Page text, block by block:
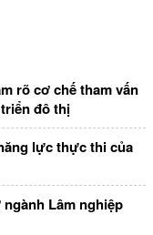
rõ cơ chế tham vấn
đô thị
lực thực thi của
Lâm nghiệp